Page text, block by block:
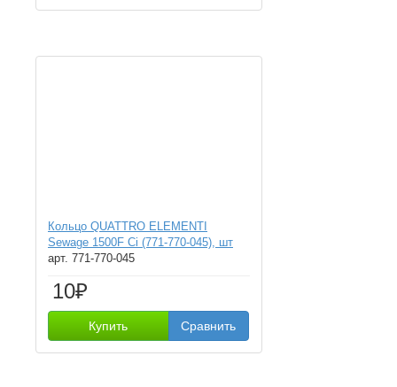
Кольцо QUATTRO ELEMENTI
Sewage 1500F Ci (771-770-045), шт
арт. 771-770-045
10₽
Купить Сравнить